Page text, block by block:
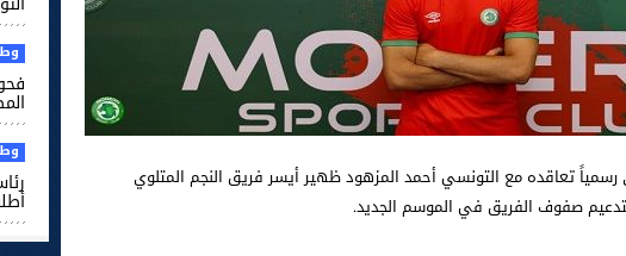
تعاقده مع التونسي أحمد المزهود ظهير أيسر فريق النجم المتلوي
صفوف الفريق في الموسم الجديد.